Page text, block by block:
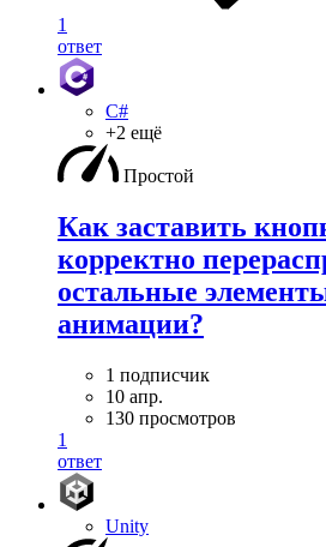
1
ответ
C#
+2 ещё
Простой
Как заставить
корректно
остальные
анимации?
1 подписчик
10 апр.
130 просмотров
1
ответ
Unity